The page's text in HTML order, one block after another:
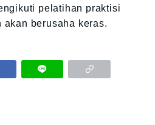
pelatihan praktisi
berusaha keras.